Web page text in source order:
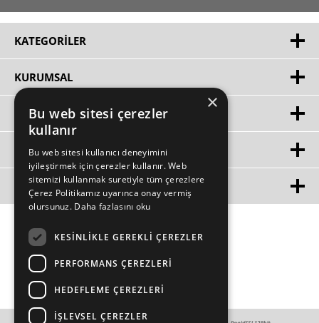
KATEGORILER
KURUMSAL
HIZLI ERIŞIM
ÜYE
MÜŞTERİ HİZMETLERİ
×
Bu web sitesi çerezler
kullanır
Bu web sitesi kullanıcı deneyimini
iyileştirmek için çerezler kullanır. Web
sitemizi kullanmak suretiyle tüm çerezlere
Çerez Politikamız uyarınca onay vermiş
olursunuz. Daha fazlasını oku
KESINLIKLE GEREKLI ÇEREZLER
PERFORMANS ÇEREZLERI
HEDEFLEME ÇEREZLERI
İŞLEVSEL ÇEREZLER